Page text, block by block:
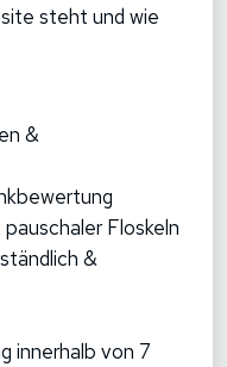
steht und wie
&
Floskeln
&
innerhalb von 7